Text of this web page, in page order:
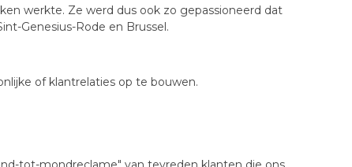
werkte. Ze werd dus ook zo gepassioneerd dat
Genesius-Rode en Brussel.
of klantrelaties op te bouwen.